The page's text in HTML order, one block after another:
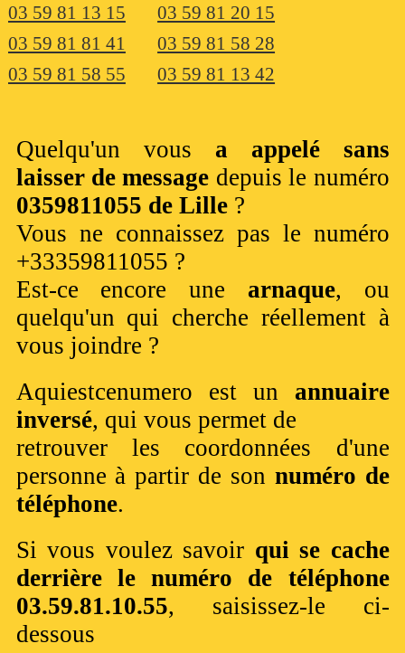
03 59 81 13 15
03 59 81 20 15
03 59 81 81 41
03 59 81 58 28
03 59 81 58 55
03 59 81 13 42
Quelqu'un vous a appelé sans
laisser de message depuis le numéro
0359811055 de Lille?
Vous ne connaissez pas le numéro
+33359811055 ?
Est-ce encore une arnaque, ou
quelqu'un qui cherche réellement à
vous joindre ?
Aquiestcenumero est un annuaire
inversé, qui vous permet de
retrouver les coordonnées d'une
personne à partir de son numéro de
téléphone.
Si vous voulez savoir qui se cache
derrière le numéro de téléphone
03.59.81.10.55, saisissez-le ci-
dessous